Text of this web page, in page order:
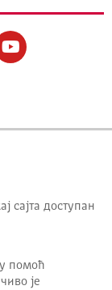
сајта доступан
помоћ
је